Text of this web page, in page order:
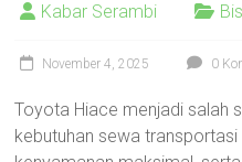
Kabar Serambi
November 4, 2025 0
Toyota Hiace menjadi salah
kebutuhan sewa